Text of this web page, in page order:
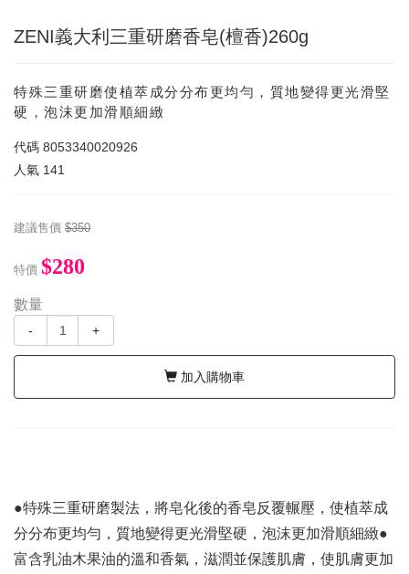
ZENI義大利三重研磨香皂(檀香)260g
特殊三重研磨使植萃成分分布更均勻，質地變得更光滑堅
硬，泡沫更加滑順細緻
代碼 8053340020926
人氣 141
建議售價 $350
特價 $280
數量
- +
加入購物車
●特殊三重研磨製法，將皂化後的香皂反覆輾壓，使植萃成
分分布更均勻，質地變得更光滑堅硬，泡沫更加滑順細緻●
富含乳油木果油的溫和香氣，滋潤並保護肌膚，使肌膚更加